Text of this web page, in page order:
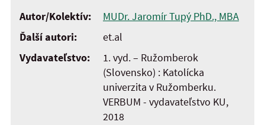
Autor/Kolektív:
MUDr. Jaromír Tupý PhD., MBA
Ďalší autori:
et.al
Vydavateľstvo:
1. vyd. – Ružomberok
(Slovensko) : Katolícka
univerzita v Ružomberku.
VERBUM - vydavateľstvo KU,
2018